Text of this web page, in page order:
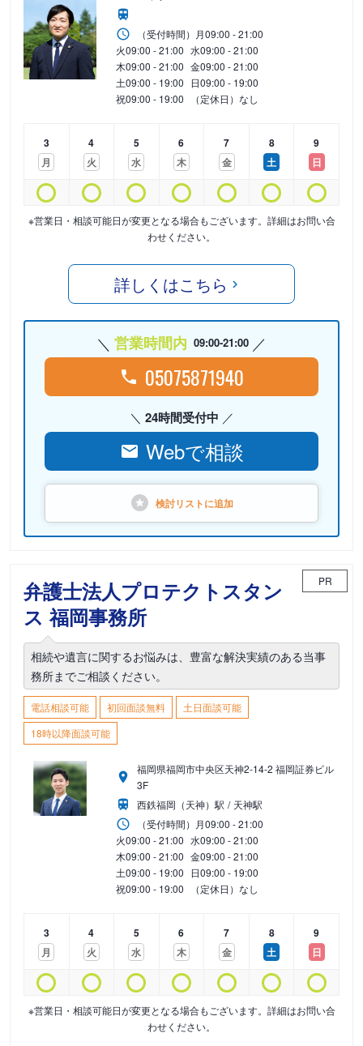
（受付時間） 月09:00 - 21:00
火09:00 - 21:00 水09:00 - 21:00
木09:00 - 21:00 金09:00 - 21:00
土09:00 - 19:00 日09:00 - 19:00
祝09:00 - 19:00 （定休日）なし
3
月
4
火
5
水
6
木
7
金
8
土
9
日
※営業日・相談可能日が変更となる場合もございます。詳細はお問い合
わせください。
詳しくはこちら
営業時間内 09:00-21:00
05075871940
24時間受付中
Webで相談
検討リストに追加
弁護士法人プロテクトスタン
ス 福岡事務所
PR
相続や遺言に関するお悩みは、豊富な解決実績のある当事
務所までご相談ください。
電話相談可能 初回面談無料
土日面談可能
18時以降面談可能
福岡県福岡市中央区天神2-14-2 福岡証券ビル
3F
西鉄福岡（天神）駅
天神駅
（受付時間） 月09:00 - 21:00
火09:00 - 21:00 水09:00 - 21:00
木09:00 - 21:00 金09:00 - 21:00
土09:00 - 19:00 日09:00 - 19:00
祝09:00 - 19:00 （定休日）なし
3
月
4
火
5
水
6
木
7
金
8
土
9
日
※営業日・相談可能日が変更となる場合もございます。詳細はお問い合
わせください。